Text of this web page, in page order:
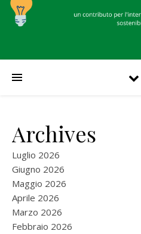
Archives
Luglio 2026
Giugno 2026
Maggio 2026
Aprile 2026
Marzo 2026
Febbraio 2026